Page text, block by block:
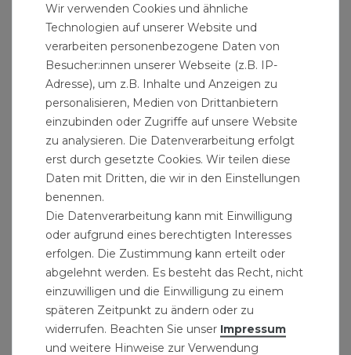
Schallschutz-Set 630 x 380 mm für
Wandhängende Urinale
8,29 € *
Wir verwenden Cookies und ähnliche
Technologien auf unserer Website und
verarbeiten personenbezogene Daten von
Besucher:innen unserer Webseite (z.B. IP-
Adresse), um z.B. Inhalte und Anzeigen zu
personalisieren, Medien von Drittanbietern
einzubinden oder Zugriffe auf unsere Website
zu analysieren. Die Datenverarbeitung erfolgt
erst durch gesetzte Cookies. Wir teilen diese
Daten mit Dritten, die wir in den Einstellungen
benennen.
Die Datenverarbeitung kann mit Einwilligung
oder aufgrund eines berechtigten Interesses
erfolgen. Die Zustimmung kann erteilt oder
abgelehnt werden. Es besteht das Recht, nicht
einzuwilligen und die Einwilligung zu einem
späteren Zeitpunkt zu ändern oder zu
widerrufen. Beachten Sie unser Impressum
und weitere Hinweise zur Verwendung